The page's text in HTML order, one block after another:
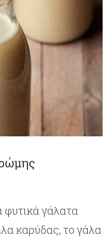
φυτικά γάλατα
καρύδας, το γάλα